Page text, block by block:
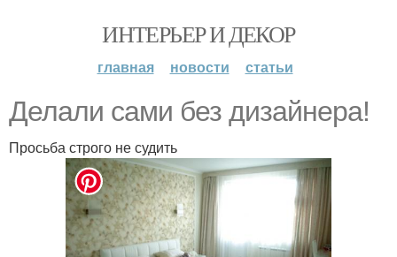
ИНТЕРЬЕР И ДЕКОР
главная новости статьи
Делали сами без дизайнера!
Просьба строго не судить